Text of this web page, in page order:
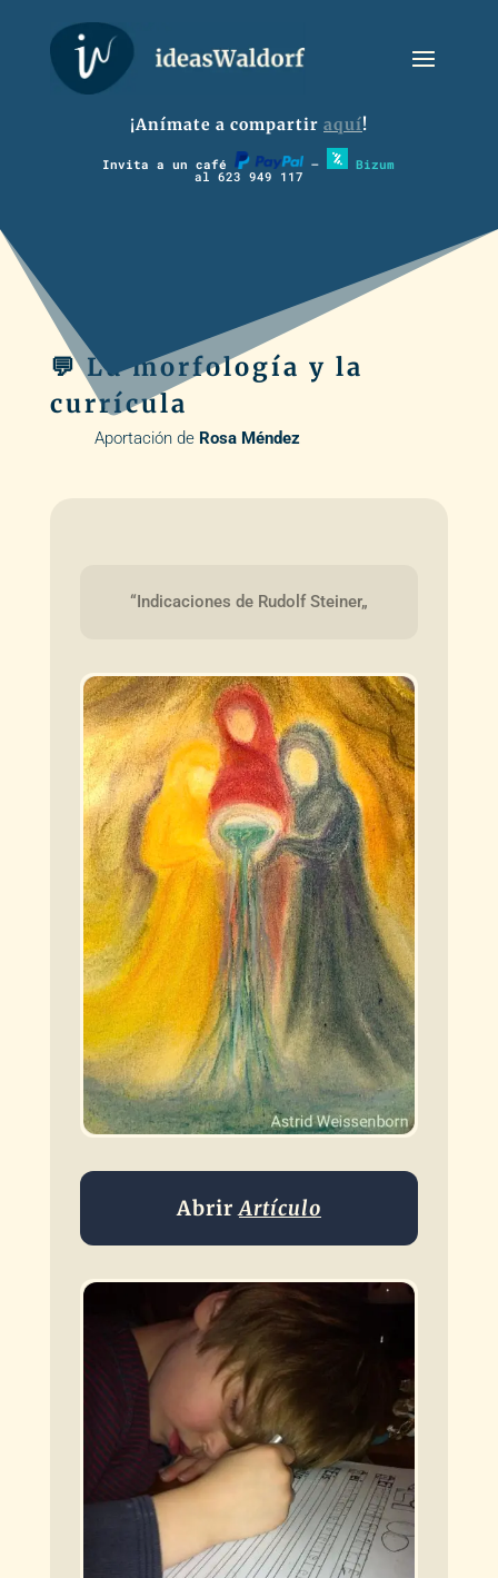
¡Anímate a compartir aquí!
Invita a un café – Bizum
al 623 949 117
💬 La morfología y la
currícula
Aportación de Rosa Méndez
“Indicaciones de Rudolf Steiner„
AbrirArtículo